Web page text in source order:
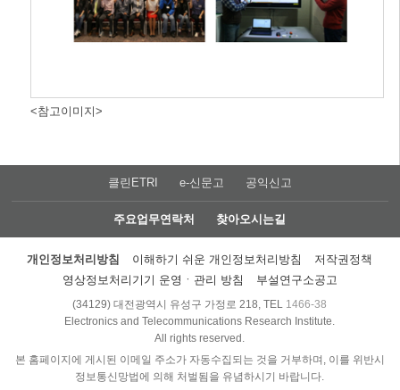
<참고이미지>
클린ETRI e-신문고 공익신고
주요업무연락처 찾아오시는길
개인정보처리방침 이해하기 쉬운 개인정보처리방침
저작권정책
영상정보처리기기 운영ㆍ관리 방침
부설연구소공고
(34129) 대전광역시 유성구 가정로 218, TEL 1466-38
Electronics and Telecommunications Research Institute.
All rights reserved.
본 홈페이지에 게시된 이메일 주소가 자동수집되는 것을 거부하며, 이를 위반시
정보통신망법에 의해 처벌됨을 유념하시기 바랍니다.